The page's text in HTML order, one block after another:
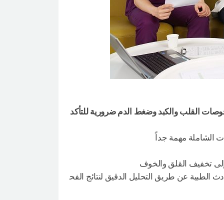
القلب والكبد وضغط الدم ضرورية للتأكد
الشاملة مهمة جداً
تخفيف القلق والخوف
الطبية عن طريق التحليل الدقيق لنتائج الفح